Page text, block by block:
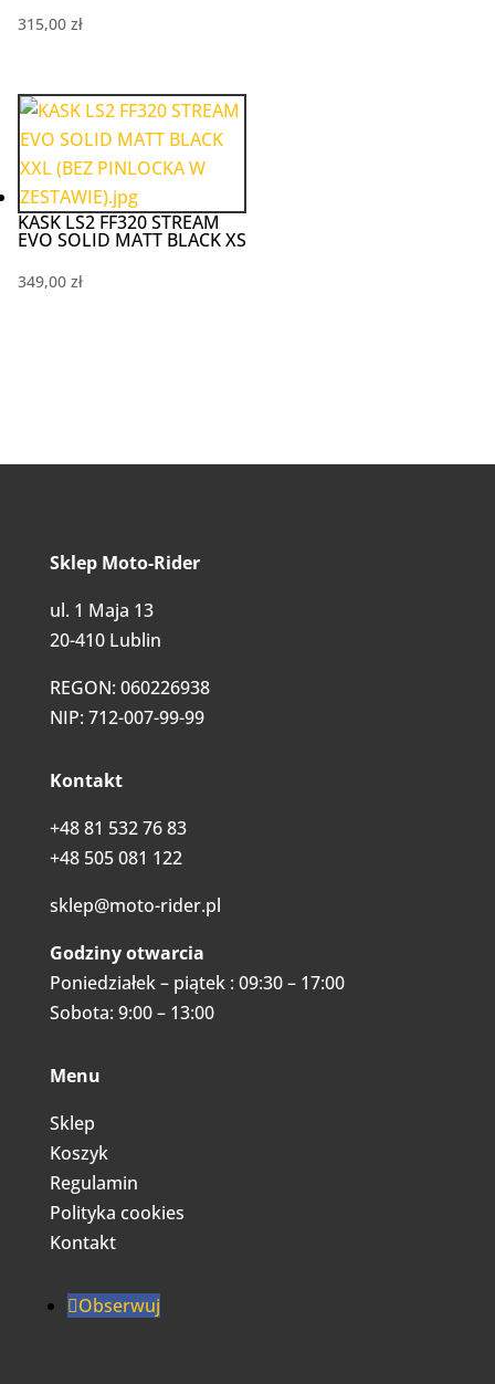
315,00 zł
KASK LS2 FF320 STREAM
EVO SOLID MATT BLACK XS
349,00 zł
Sklep Moto-Rider
ul. 1 Maja 13
20-410 Lublin
REGON: 060226938
NIP: 712-007-99-99
Kontakt
+48 81 532 76 83
+48 505 081 122
sklep@moto-rider.pl
Godziny otwarcia
Poniedziałek – piątek : 09:30 – 17:00
Sobota: 9:00 – 13:00
Menu
Sklep
Koszyk
Regulamin
Polityka cookies
Kontakt
Obserwuj